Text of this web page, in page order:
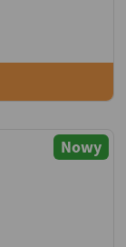
Nowy